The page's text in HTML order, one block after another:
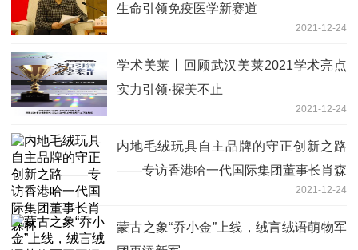
生命引领免疫医学新赛道
2021-12-24
学术美莱丨回顾武汉美莱2021学术亮点
实力引领·探美不止
2021-12-24
内地毛绒玩具自主品牌的守正创新之路
——专访香港哈一代国际集团董事长肖森
2021-12-24
蒙古之象“乔小金”上线，绒言绒语萌物军